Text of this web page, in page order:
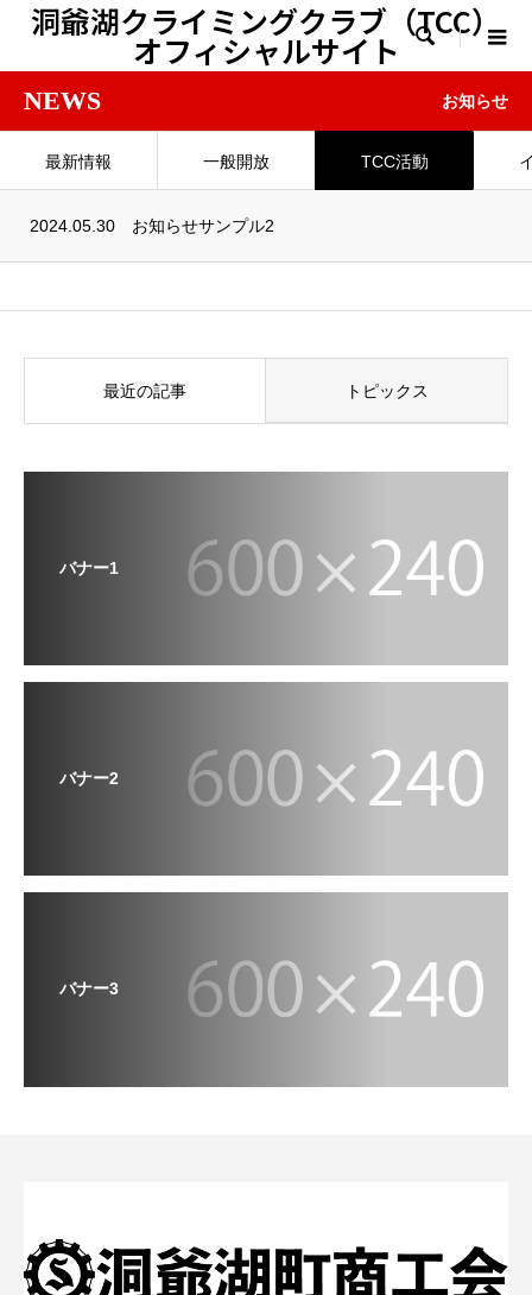
洞爺湖クライミングクラブ（TCC）
オフィシャルサイト 
NEWS お知らせ
最新情報 一般開放 TCC活動
2024.05.30 お知らせサンプル2
最近の記事 トピックス
バナー1
バナー2
バナー3